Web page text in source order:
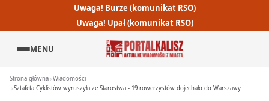
Uwaga! Burze (komunikat RSO)
Uwaga! Upał (komunikat RSO)
MENU
Strona główna Wiadomości
Sztafeta Cyklistów wyruszyła ze Starostwa - 19 rowerzystów dojechało do Warszawy